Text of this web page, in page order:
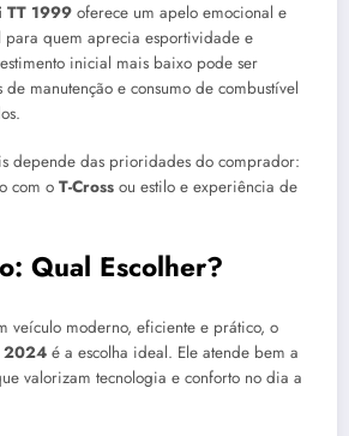
TT 1999 oferece um apelo emocional e
quem aprecia esportividade e
inicial mais baixo pode ser
de manutenção e consumo de combustível
depende das prioridades do comprador:
com o T-Cross ou estilo e experiência de
Qual Escolher?
veículo moderno, eficiente e prático, o
2024 é a escolha ideal. Ele atende bem a
valorizam tecnologia e conforto no dia a